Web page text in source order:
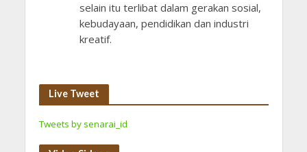
selain itu terlibat dalam gerakan sosial,
kebudayaan, pendidikan dan industri
kreatif.
Live Tweet
Tweets by senarai_id